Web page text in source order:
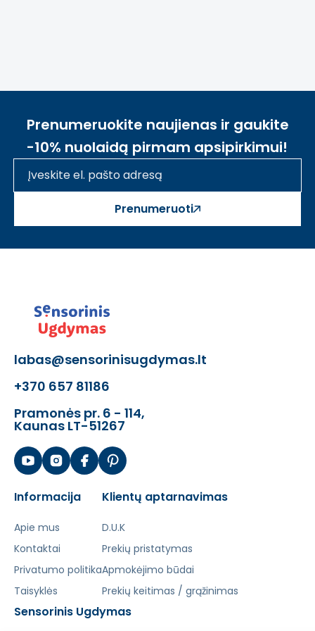
Prenumeruokite naujienas ir gaukite
-10% nuolaidą pirmam apsipirkimui!
Prenumeruoti
labas@sensorinisugdymas.lt
+370 657 81186
Pramonės pr. 6 - 114,
Kaunas LT-51267
Informacija
Apie mus
Kontaktai
Privatumo politika
Taisyklės
Klientų aptarnavimas
D.U.K
Prekių pristatymas
Apmokėjimo būdai
Prekių keitimas / grąžinimas
Sensorinis Ugdymas